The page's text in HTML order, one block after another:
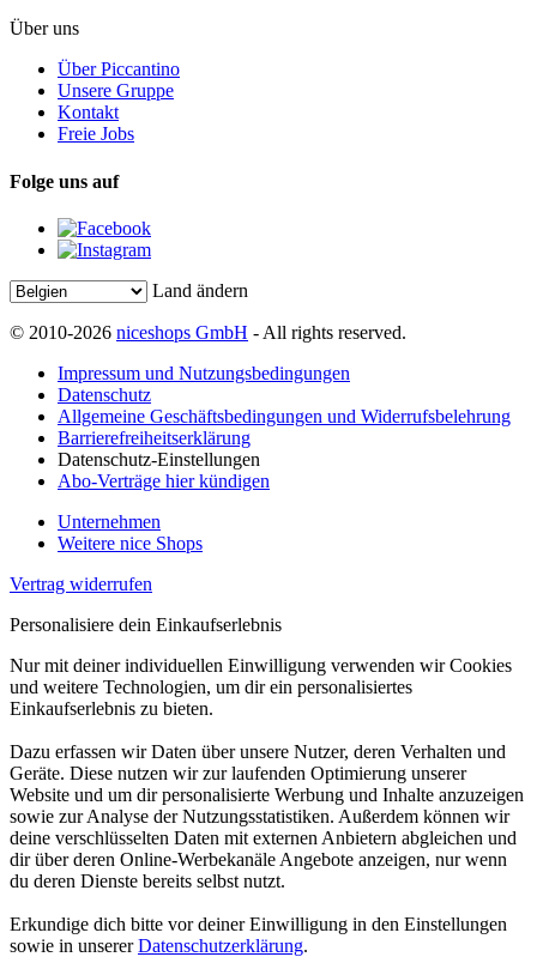
Über uns
Über Piccantino
Unsere Gruppe
Kontakt
Freie Jobs
Folge uns auf
Land ändern
© 2010-2026 niceshops GmbH - All rights reserved.
Impressum und Nutzungsbedingungen
Datenschutz
Allgemeine Geschäftsbedingungen und Widerrufsbelehrung
Barrierefreiheitserklärung
Datenschutz-Einstellungen
Abo-Verträge hier kündigen
Unternehmen
Weitere nice Shops
Vertrag widerrufen
Personalisiere dein Einkaufserlebnis
Nur mit deiner individuellen Einwilligung verwenden wir Cookies
und weitere Technologien, um dir ein personalisiertes
Einkaufserlebnis zu bieten.
Dazu erfassen wir Daten über unsere Nutzer, deren Verhalten und
Geräte. Diese nutzen wir zur laufenden Optimierung unserer
Website und um dir personalisierte Werbung und Inhalte anzuzeigen
sowie zur Analyse der Nutzungsstatistiken. Außerdem können wir
deine verschlüsselten Daten mit externen Anbietern abgleichen und
dir über deren Online-Werbekanäle Angebote anzeigen, nur wenn
du deren Dienste bereits selbst nutzt.
Erkundige dich bitte vor deiner Einwilligung in den Einstellungen
sowie in unsererDatenschutzerklärung.